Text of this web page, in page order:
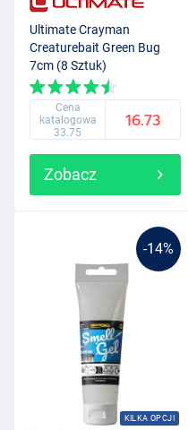
Ultimate Crayman
Creaturebait Green Bug
7cm (8 Sztuk)
Cena
katalogowa
33.75
16.73
Zobacz
-14%
KILKA OPCJI